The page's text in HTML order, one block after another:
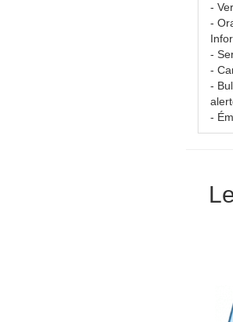
-
-
-
-
-
-